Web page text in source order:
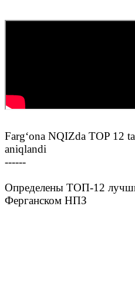
Farg‘ona NQIZda TOP 12
aniqlandi
------
Определены ТОП-12
Ферганском НПЗ